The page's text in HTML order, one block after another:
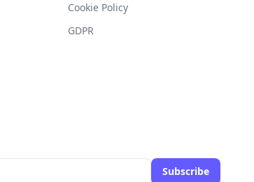
Cookie Policy
GDPR
Subscribe